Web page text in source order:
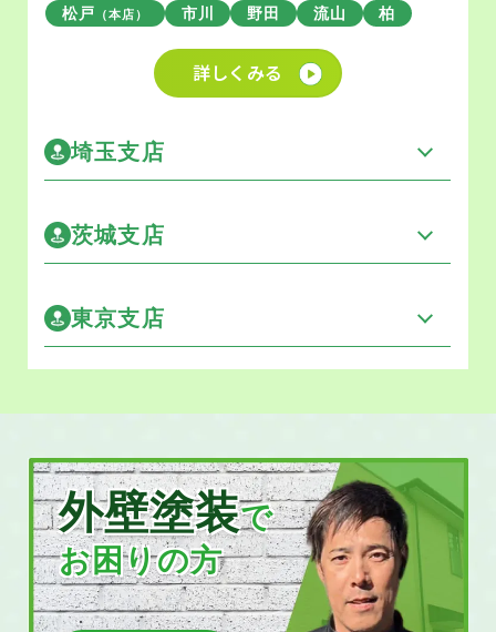
松戸 （本店） 市川 野田 流山 柏
詳しくみる
埼玉支店
茨城支店
東京支店
外壁塗装で
お困りの方